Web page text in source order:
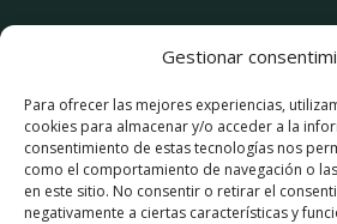
Gestionar
Para ofrecer las mejores experiencias,
cookies para almacenar y/o acceder a la
consentimiento de estas tecnologías nos
como el comportamiento de navegación o
en este sitio. No consentir o retirar el
negativamente a ciertas características y
Centralita Virtual con IA
Tarifas Móvil
Internet Rural